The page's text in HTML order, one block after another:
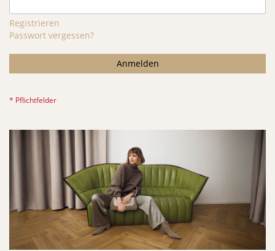
Registrieren
Passwort vergessen?
Anmelden